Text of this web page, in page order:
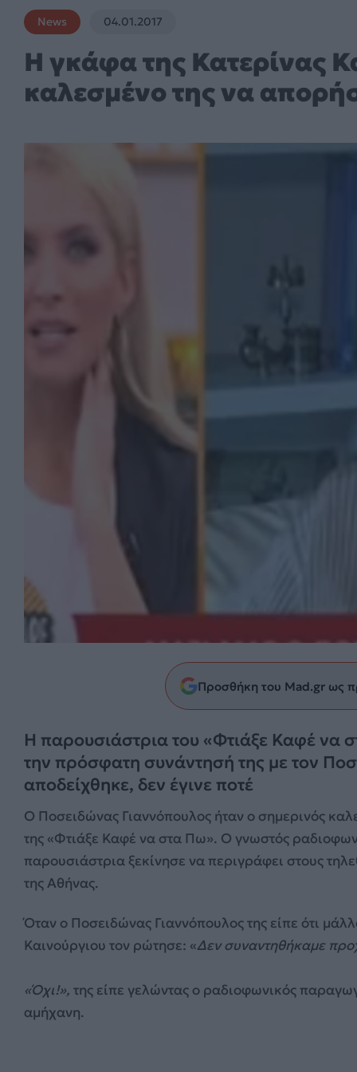
News 04.01.2017
Η γκάφα της Κατερίνας
καλεσμένο της να
Προσθήκη του Mad.gr ως
Η παρουσιάστρια του «Φτιάξε Καφέ να
την πρόσφατη συνάντησή της με τον
αποδείχθηκε, δεν έγινε ποτέ
Ο Ποσειδώνας Γιαννόπουλος ήταν ο σημερινός
της «Φτιάξε Καφέ να στα Πω». Ο γνωστός
παρουσιάστρια ξεκίνησε να περιγράφει στους
της Αθήνας.
Όταν ο Ποσειδώνας Γιαννόπουλος της είπε ότι
Καινούργιου τον ρώτησε: «Δεν συναντηθήκαμε
«Όχι!», της είπε γελώντας ο ραδιοφωνικός
αμήχανη.